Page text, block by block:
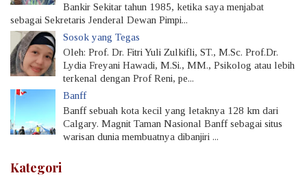
Bankir Sekitar tahun 1985, ketika saya menjabat
sebagai Sekretaris Jenderal Dewan Pimpi...
Sosok yang Tegas
Oleh: Prof. Dr. Fitri Yuli Zulkifli, ST., M.Sc. Prof.Dr.
Lydia Freyani Hawadi, M.Si., MM., Psikolog atau lebih
terkenal dengan Prof Reni, pe...
Banff
Banff sebuah kota kecil yang letaknya 128 km dari
Calgary. Magnit Taman Nasional Banff sebagai situs
warisan dunia membuatnya dibanjiri ...
Kategori